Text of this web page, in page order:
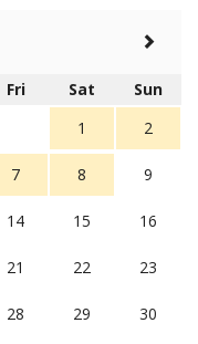
Fri Sat
Sun
1
2
7 8 9
14 15 16
21 22 23
28 29 30